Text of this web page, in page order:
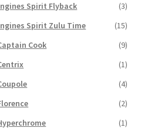
Spirit Flyback
(3)
Spirit Zulu Time
(15)
Cook
(9)
(1)
(4)
(2)
(1)